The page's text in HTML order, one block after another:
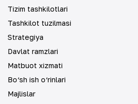
Tizim tashkilotlari
Tashkilot tuzilmasi
Strategiya
Davlat ramzlari
Matbuot xizmati
Bo‘sh ish o‘rinlari
Majlislar